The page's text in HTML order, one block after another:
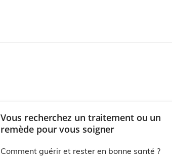
Vous recherchez un traitement ou un
remède pour vous soigner
Comment guérir et rester en bonne santé ?